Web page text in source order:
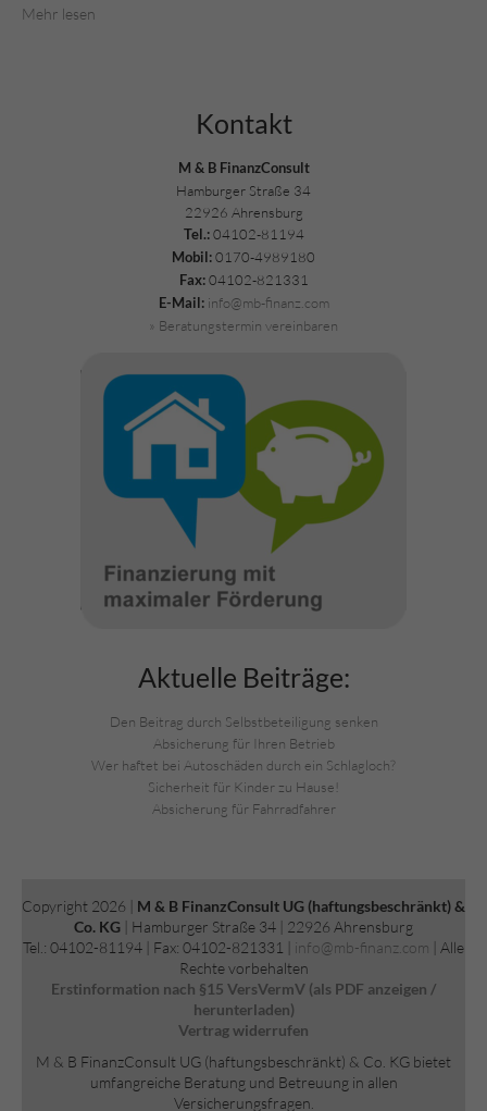
Mehr lesen
Kontakt
M & B FinanzConsult
Hamburger Straße 34
22926 Ahrensburg
Tel.:04102-81194
Mobil: 0170-4989180
Fax:04102-821331
E-Mail: info@mb-finanz.com
» Beratungstermin vereinbaren
Aktuelle Beiträge:
Den Beitrag durch Selbstbeteiligung senken
Absicherung für Ihren Betrieb
Wer haftet bei Autoschäden durch ein Schlagloch?
Sicherheit für Kinder zu Hause!
Absicherung für Fahrradfahrer
Copyright 2026 | M & B FinanzConsult UG (haftungsbeschränkt) &
Co. KG | Hamburger Straße 34 | 22926 Ahrensburg
Tel.: 04102-81194 | Fax: 04102-821331 | info@mb-finanz.com | Alle
Rechte vorbehalten
Erstinformation nach §15 VersVermV (als PDF anzeigen /
herunterladen)
Vertrag widerrufen
M & B FinanzConsult UG (haftungsbeschränkt) & Co. KG bietet
umfangreiche Beratung und Betreuung in allen
Versicherungsfragen.